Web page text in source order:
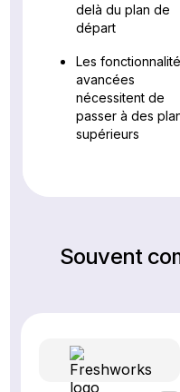
delà du plan de
départ
Les
avancées
nécessitent de
passer à des
supérieurs
Souvent